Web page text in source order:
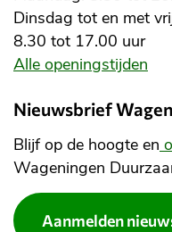
Dinsdag tot en met
8.30 tot 17.00 uur
Alle openingstijden
Nieuwsbrief
Blijf op de hoogte en
Wageningen
Aanmelden